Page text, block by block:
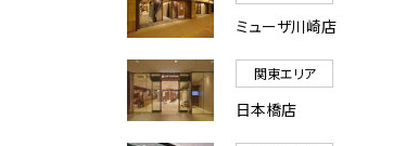
ミューザ川崎店
関東エリア
日本橋店